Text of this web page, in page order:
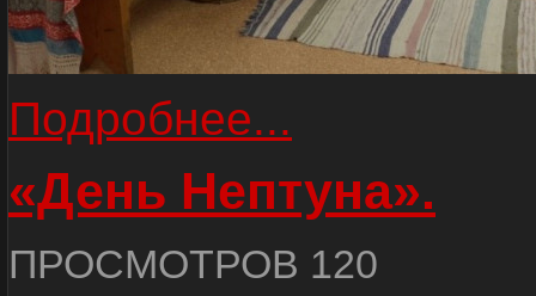
Подробнее...
«День Нептуна».
ПРОСМОТРОВ 120